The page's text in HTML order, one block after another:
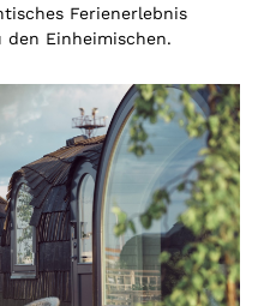
Ferienerlebnis
den Einheimischen.